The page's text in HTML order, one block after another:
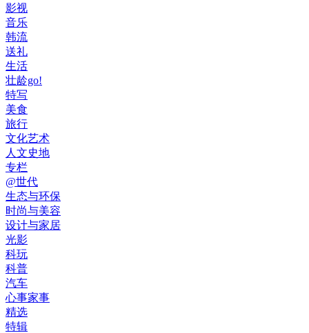
影视
音乐
韩流
送礼
生活
壮龄go!
特写
美食
旅行
文化艺术
人文史地
专栏
@世代
生态与环保
时尚与美容
设计与家居
光影
科玩
科普
汽车
心事家事
精选
特辑